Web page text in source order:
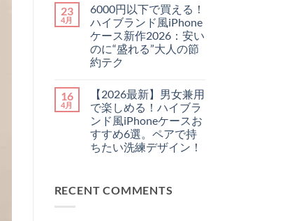
ラ
ン
ド
の
「チ
ェ
ー
ン・
ッ
プ
付
き
iPhone
ケ
選
へ
い！
人
が
持
つ
べ
ィ
ト
ン
風
iPhone
ケ
す
せ
ん
ど
の？」
と
聞
か
れ
の
高
い
ハ
イ
ブ
風
ン
は
ま
だ
あ
り
23
4月
6000円以下で買える！
ハイブランド風iPhone
ケース新作2026：安い
のに“盛れる”大人の節
約テク
下
で
買
え
る！
ハ
ド
ト
は
ま
だ
あ
り
16
4月
【2026最新】男女兼用
で楽しめる！ハイブラ
ンド風iPhoneケースお
すすめ6選。ペアで持
ちたい洗練デザイン！
男
女
ト
は
RECENT COMMENTS